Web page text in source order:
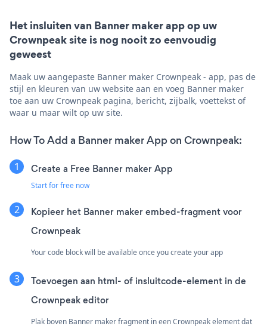
Het insluiten van Banner maker app op uw
Crownpeak site is nog nooit zo eenvoudig
geweest
Maak uw aangepaste Banner maker Crownpeak - app, pas de
stijl en kleuren van uw website aan en voeg Banner maker
toe aan uw Crownpeak pagina, bericht, zijbalk, voettekst of
waar u maar wilt op uw site.
How To Add a Banner maker App on Crownpeak:
Create a Free Banner maker App
Start for free now
Kopieer het Banner maker embed-fragment voor
Crownpeak
Your code block will be available once you create your app
Toevoegen aan html- of insluitcode-element in de
Crownpeak editor
Plak boven Banner maker fragment in een Crownpeak element dat